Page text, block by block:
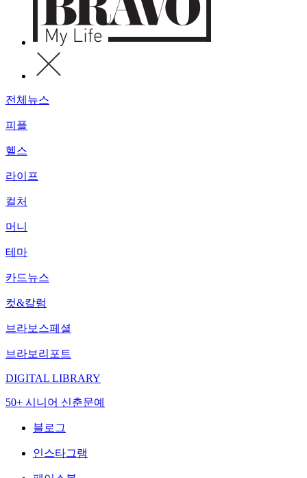
전체뉴스
피플
헬스
라이프
컬처
머니
테마
카드뉴스
컷&칼럼
브라보스페셜
브라보리포트
DIGITAL LIBRARY
50+ 시니어 신춘문예
블로그
인스타그램